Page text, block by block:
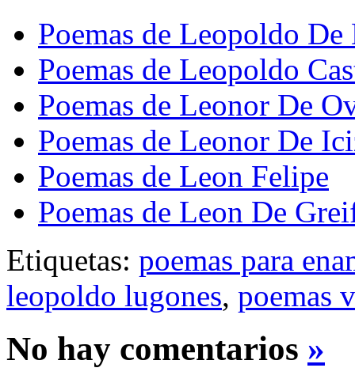
Poemas de Leopoldo De
Poemas de Leopoldo
Poemas de Leonor De
Poemas de Leonor De
Poemas de Leon Felipe
Poemas de Leon De
Etiquetas: poemas para
leopoldo lugones, poemas
No hay comentarios »